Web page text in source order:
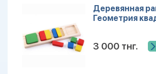
Деревянная
Геометрия
3 000 тнг.